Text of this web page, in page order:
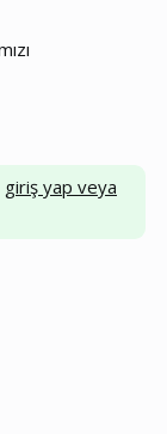
giriş yap veya